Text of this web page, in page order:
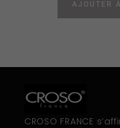
AJOUTER
CROSO FRANCE